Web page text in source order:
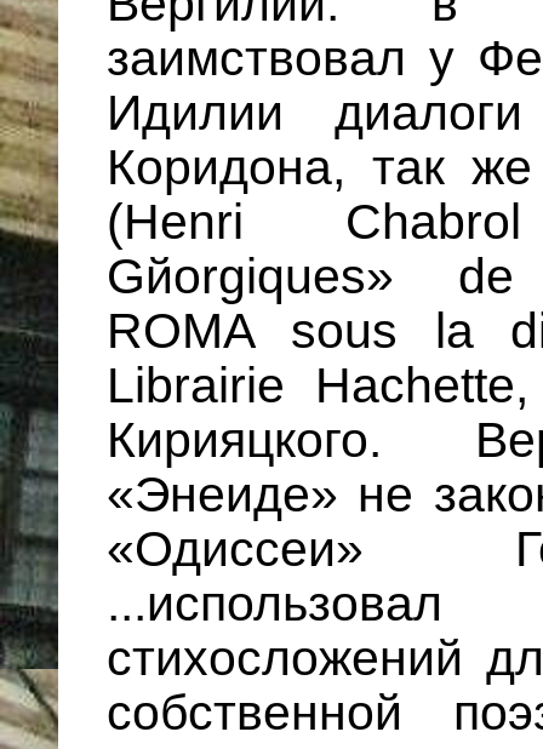
заимствовал у
Идилии
Коридона, так
(Hеnri
Gйorgiques»
ROMA sous la
Librairie
Кирияцкого.
«Энеиде» не
«Одиссеи»
стихосложений
собственной